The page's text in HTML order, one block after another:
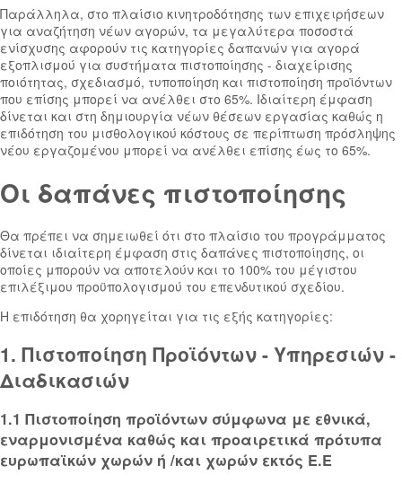
Παράλληλα, στο πλαίσιο κινητροδότησης των επιχειρήσεων
για αναζήτηση νέων αγορών, τα μεγαλύτερα ποσοστά
ενίσχυσης αφορούν τις κατηγορίες δαπανών για αγορά
εξοπλισμού για συστήματα πιστοποίησης - διαχείρισης
ποιότητας, σχεδιασμό, τυποποίηση και πιστοποίηση προϊόντων
που επίσης μπορεί να ανέλθει στο 65%. Ιδιαίτερη έμφαση
δίνεται και στη δημιουργία νέων θέσεων εργασίας καθώς η
επιδότηση του μισθολογικού κόστους σε περίπτωση πρόσληψης
νέου εργαζομένου μπορεί να ανέλθει επίσης έως το 65%.
Οι δαπάνες πιστοποίησης
Θα πρέπει να σημειωθεί ότι στο πλαίσιο του προγράμματος
δίνεται ιδιαίτερη έμφαση στις δαπάνες πιστοποίησης, οι
οποίες μπορούν να αποτελούν και το 100% του μέγιστου
επιλέξιμου προϋπολογισμού του επενδυτικού σχεδίου.
Η επιδότηση θα χορηγείται για τις εξής κατηγορίες:
1. Πιστοποίηση Προϊόντων - Υπηρεσιών -
Διαδικασιών
1.1 Πιστοποίηση προϊόντων σύμφωνα με εθνικά,
εναρμονισμένα καθώς και προαιρετικά πρότυπα
ευρωπαϊκών χωρών ή /και χωρών εκτός Ε.Ε